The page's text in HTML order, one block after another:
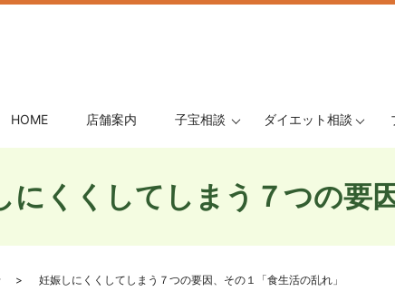
HOME 店舗案内 子宝相談 ダイエット相談
にくくしてしまう７つの要
妊娠しにくくしてしまう７つの要因、その１「食生活の乱れ」